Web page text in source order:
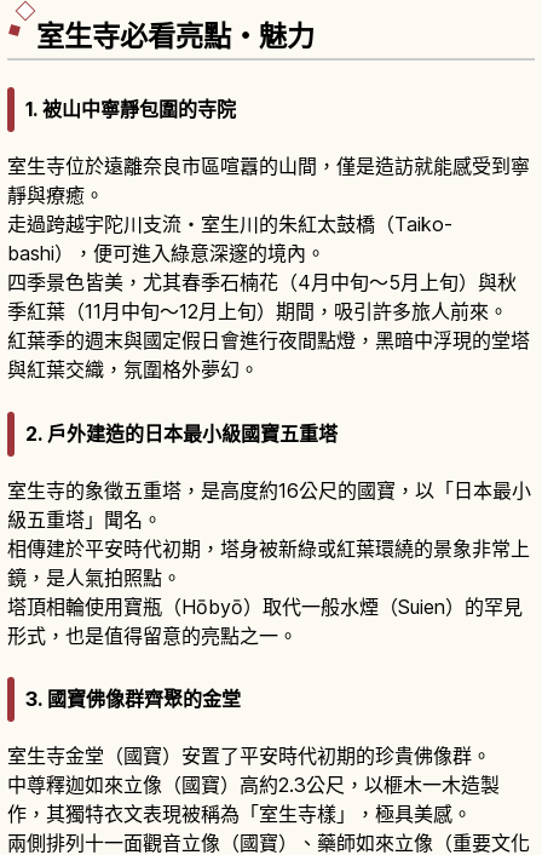
室生寺必看亮點・魅力
1. 被山中寧靜包圍的寺院
室生寺位於遠離奈良市區喧囂的山間，僅是造訪就能感受到寧
靜與療癒。
走過跨越宇陀川支流・室生川的朱紅太鼓橋（Taiko-
bashi），便可進入綠意深邃的境內。
四季景色皆美，尤其春季石楠花（4月中旬〜5月上旬）與秋
季紅葉（11月中旬〜12月上旬）期間，吸引許多旅人前來。
紅葉季的週末與國定假日會進行夜間點燈，黑暗中浮現的堂塔
與紅葉交織，氛圍格外夢幻。
2. 戶外建造的日本最小級國寶五重塔
室生寺的象徵五重塔，是高度約16公尺的國寶，以「日本最小
級五重塔」聞名。
相傳建於平安時代初期，塔身被新綠或紅葉環繞的景象非常上
鏡，是人氣拍照點。
塔頂相輪使用寶瓶（Hōbyō）取代一般水煙（Suien）的罕見
形式，也是值得留意的亮點之一。
3. 國寶佛像群齊聚的金堂
室生寺金堂（國寶）安置了平安時代初期的珍貴佛像群。
中尊釋迦如來立像（國寶）高約2.3公尺，以榧木一木造製
作，其獨特衣文表現被稱為「室生寺樣」，極具美感。
兩側排列十一面觀音立像（國寶）、藥師如來立像（重要文化